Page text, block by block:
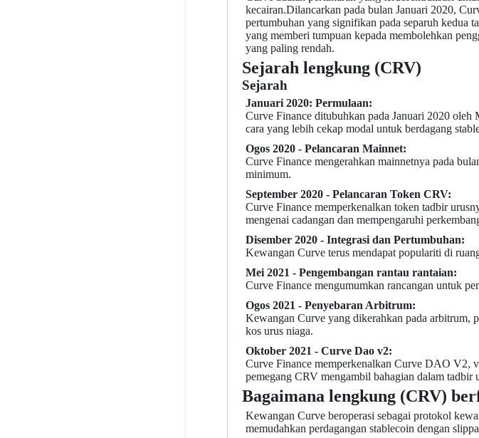
kecairan.Dilancarkan pada bulan Januari 2020,
pertumbuhan yang signifikan pada separuh kedua
yang memberi tumpuan kepada membolehkan
yang paling rendah.
Sejarah lengkung (CRV)
Sejarah
Januari 2020: Permulaan:
Curve Finance ditubuhkan pada Januari 2020
cara yang lebih cekap modal untuk berdagang
Ogos 2020 - Pelancaran Mainnet:
Curve Finance mengerahkan mainnetnya pada
minimum.
September 2020 - Pelancaran Token CRV:
Curve Finance memperkenalkan token tadbir
mengenai cadangan dan mempengaruhi
Disember 2020 - Integrasi dan Pertumbuhan:
Kewangan Curve terus mendapat populariti di
Mei 2021 - Pengembangan rantau rantaian:
Curve Finance mengumumkan rancangan untuk
Ogos 2021 - Penyebaran Arbitrum:
Kewangan Curve yang dikerahkan pada arbitrum,
kos urus niaga.
Oktober 2021 - Curve Dao v2:
Curve Finance memperkenalkan Curve DAO V2,
pemegang CRV mengambil bahagian dalam tadbir
Bagaimana lengkung (CRV)
Kewangan Curve beroperasi sebagai protokol
memudahkan perdagangan stablecoin dengan